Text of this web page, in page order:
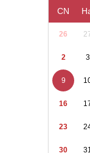
CN
26
2 3
9
16
23
30